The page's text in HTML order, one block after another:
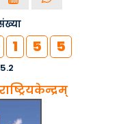
:-देहली
12-2018
ने कहा- विज्ञान �..
1 5 5